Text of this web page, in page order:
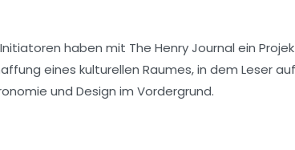
haben mit The Henry Journal ein
eines kulturellen Raumes, in dem Leser
und Design im Vordergrund.